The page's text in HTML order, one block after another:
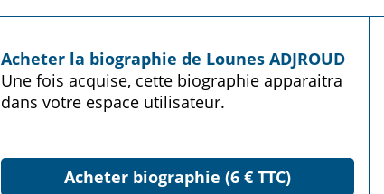
Acheter la biographie de Lounes ADJROUD
Une fois acquise, cette biographie apparaitra
dans votre espace utilisateur.
Acheter biographie (6 € TTC)